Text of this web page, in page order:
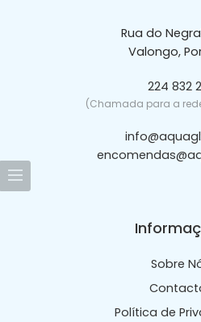
Rua do
Valongo,
224 832
(Chamada para a
Sobre
Política de